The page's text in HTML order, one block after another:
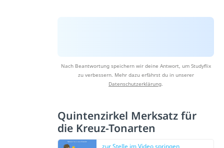
Nach Beantwortung speichern wir deine Antwort, um Studyflix
zu verbessern. Mehr dazu erfährst du in unserer
Datenschutzerklärung.
Quintenzirkel Merksatz für
die Kreuz-Tonarten